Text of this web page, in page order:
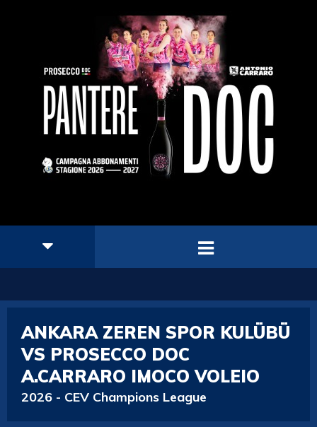
ANKARA ZEREN SPOR KULÜBÜ
VS PROSECCO DOC
A.CARRARO IMOCO VOLEIO
2026 - CEV Champions League